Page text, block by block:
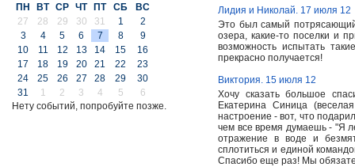
ПН
ВТ СР ЧТ ПТ СБ
ВС
27
28 29 30 31 1
2
3
4 5 6 7 8
9
10
11 12 13 14 15
16
17
18 19 20 21 22
23
24
25 26 27 28 29
30
31
1 2 3 4 5
6
Нету событий, попробуйте позже.
Лидия и Николай. 17 июля 12
Это был самый
озера, какие-то поселки и
возможность испытать
прекрасно получается!
Виктория. 15 июля 12
Хочу сказать большое
Екатерина Синица
настроение - вот, что
чем все время думаешь - "Я
отражение в воде и
сплотиться и единой
Спасибо еще раз! Мы